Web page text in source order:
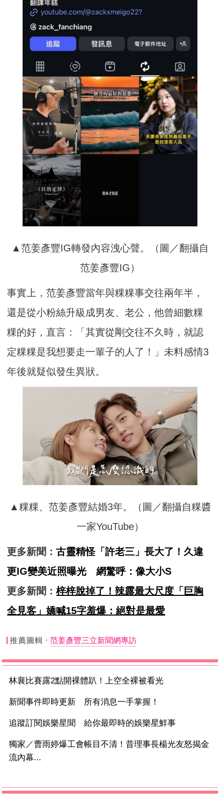
▲范姜彥豐IG轉發內容洩心聲。（圖／翻攝自
范姜彥豐IG）
事實上，范姜彥豐當年與粿粿事交往兩年半，
還是從小粉絲升級成男友、老公，他曾細數粿
粿的好，直言：「其實從剛交往不久時，就認
定粿粿是我想要走一輩子的人了！」未料感情3
年後就疑似發生異狀。
▲粿粿、范姜彥豐結婚3年。（圖／翻攝自粿醬
一家YouTube）
更多新聞：古靈精怪「許老三」長大了！久違
更IG變美近照曝光 網驚呼：像大小S
更多新聞：梓梓脫掉了！辣露最大尺度「巨胸
全見客」嬌喊15字羞爆：絕對是最愛
推薦圖輯 范姜彥豐三立新聞網專訪
林襄比賽露2點開裸體趴！上空全裸被看光
新聞事件即時更新 所有消息一手掌握！
追蹤訂閱娛樂星聞 給你最即時的娛樂星鮮事
獨家／曹雨婷爆工會帳目不清！昔理事長楊光友怒揭金
流內幕...